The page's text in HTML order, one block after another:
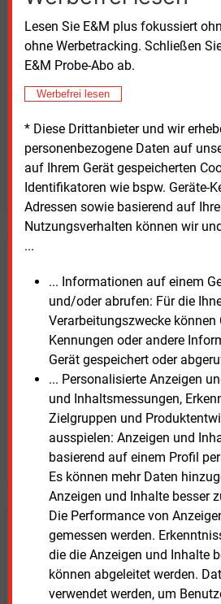
Lesen Sie E&M plus fokussiert
ohne Werbetracking. Schließen
E&M Probe-Abo ab.
Werbefrei lesen
* Diese Drittanbieter und wir
personenbezogene Daten auf
auf Ihrem Gerät gespeicherten
Identifikatoren wie bspw. Geräte-
Adressen sowie basierend auf
Nutzungsverhalten können wir
...
... Informationen auf einem
und/oder abrufen: Für die
Verarbeitungszwecke können
Kennungen oder andere
Gerät gespeichert oder
... Personalisierte Anzeigen
und Inhaltsmessungen,
Zielgruppen und
ausspielen: Anzeigen und
basierend auf einem Profil
Es können mehr Daten
Anzeigen und Inhalte besser
Die Performance von
gemessen werden.
die die Anzeigen und Inhalte
können abgeleitet werden.
verwendet werden, um
erhalten Sie sofort diesen
nur €2.98
JETZT ARTIKEL KAUFEN
unverbindlich
Zwei Wochen kostenfreier
Zugang auf stündlich
Prognose- und Marktdaten
+ einmal täglich E&M daily
+ zwei Ausgaben der Zeitung
ohne automatische
JETZT KOSTENLOS TESTEN
Login für Kunden